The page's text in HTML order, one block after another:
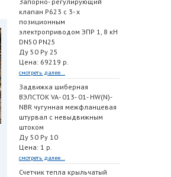
клапан Р623 с 3- х
позиционным
электроприводом ЭПР 1, 8 кН
DN50 PN25
Ду 50 Ру 25
Цена: 69219 р.
смотреть далее...
Задвижка шиберная
ВЭЛСТОК VA- 013- 01- HW(N)-
NBR чугунная межфланцевая
штурвал с невыдвижным
штоком
Ду 50 Ру 10
Цена: 1 р.
смотреть далее...
Счетчик тепла крыльчатый